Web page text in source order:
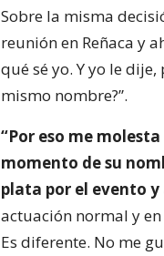
Sobre la misma
reunión en Reñaca y
qué sé yo. Y yo le
mismo nombre?”.
“Por eso me
momento de su
plata por el evento y
actuación normal y en
Es diferente. No me